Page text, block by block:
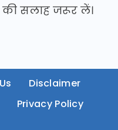
की सलाह जरूर लें।
Disclaimer
Privacy Policy